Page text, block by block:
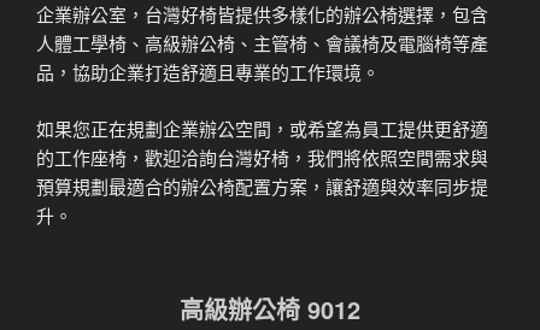
企業辦公室，台灣好椅皆提供多樣化的辦公椅選擇，包含
人體工學椅、高級辦公椅、主管椅、會議椅及電腦椅等產
品，協助企業打造舒適且專業的工作環境。
如果您正在規劃企業辦公空間，或希望為員工提供更舒適
的工作座椅，歡迎洽詢台灣好椅，我們將依照空間需求與
預算規劃最適合的辦公椅配置方案，讓舒適與效率同步提
升。
高級辦公椅 9012